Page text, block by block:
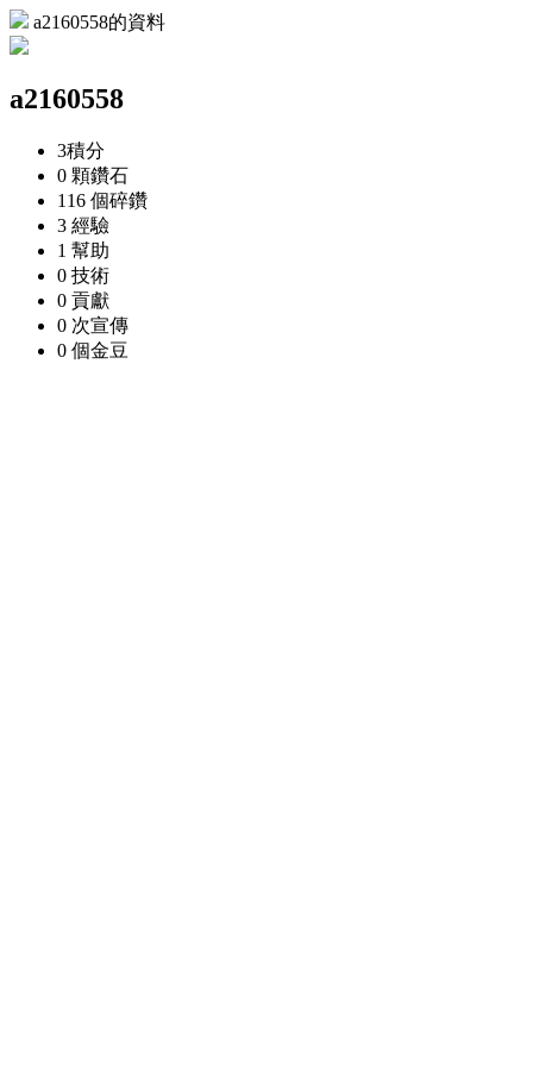
a2160558的資料
a2160558
3積分
0 顆鑽石
116 個碎鑽
3 經驗
1 幫助
0 技術
0 貢獻
0 次宣傳
0 個金豆